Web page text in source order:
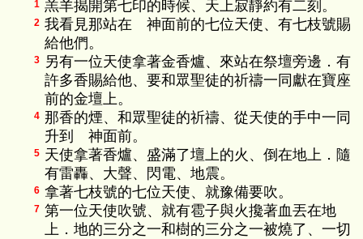
1 羔羊揭開第七印的時候、天上寂靜約有二刻。
2 我看見那站在 神面前的七位天使、有七枝號賜
給他們。
3 另有一位天使拿著金香爐、來站在祭壇旁邊．有
許多香賜給他、要和眾聖徒的祈禱一同獻在寶座
前的金壇上。
4 那香的煙、和眾聖徒的祈禱、從天使的手中一同
升到 神面前。
5 天使拿著香爐、盛滿了壇上的火、倒在地上．隨
有雷轟、大聲、閃電、地震。
6 拿著七枝號的七位天使、就豫備要吹。
7 第一位天使吹號、就有雹子與火攙著血丟在地
上．地的三分之一和樹的三分之一被燒了、一切